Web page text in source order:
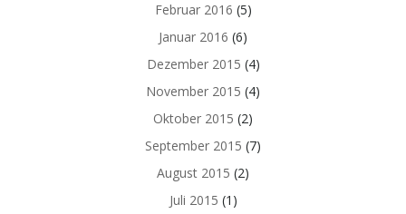
Februar 2016 (5)
Januar 2016 (6)
Dezember 2015 (4)
November 2015 (4)
Oktober 2015 (2)
September 2015 (7)
August 2015 (2)
Juli 2015 (1)